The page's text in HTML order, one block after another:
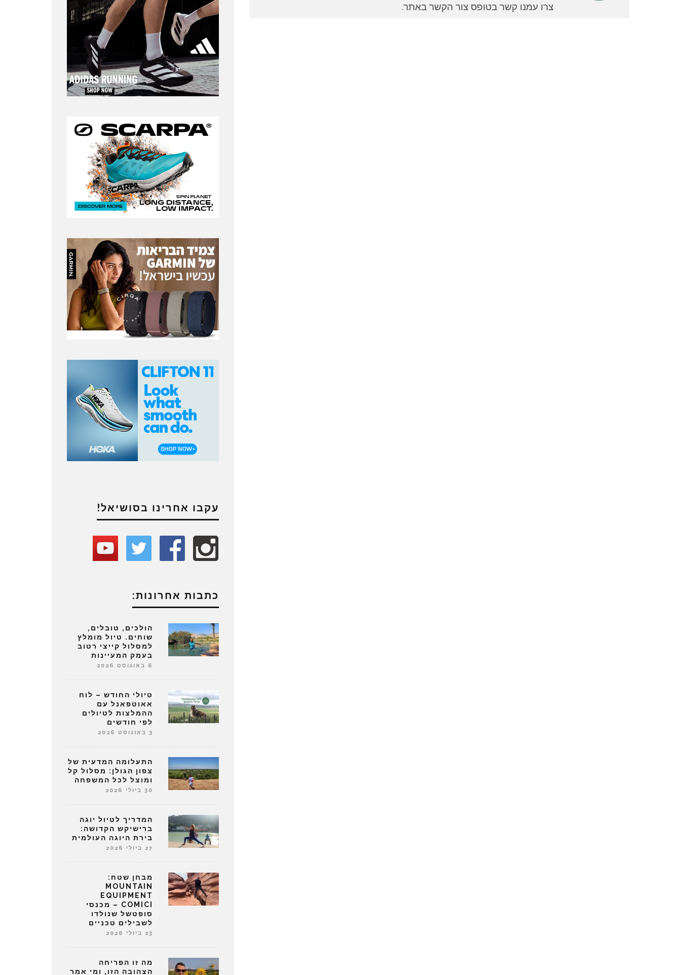
צרו עמנו קשר בטופס צור הקשר באתר.
עקבו אחרינו בסושיאל!
כתבות אחרונות:
הולכים, טובלים,
שוחים. טיול מומלץ
למסלול קייצי רטוב
בעמק המעיינות
6 באוגוסט 2026
טיולי החודש – לוח
אאוטפאנל עם
ההמלצות לטיולים
לפי חודשים
3 באוגוסט 2026
התעלומה המדעית של
צפון הגולן: מסלול קל
ומוצל לכל המשפחה
30 ביולי 2026
המדריך לטיול יוגה
ברישיקש הקדושה:
בירת היוגה העולמית
27 ביולי 2026
מבחן שטח:
MOUNTAIN
EQUIPMENT
COMICI – מכנסי
סופטשל שנולדו
לשבילים טכניים
23 ביולי 2026
מה זו הפריחה
הצהובה הזו, ומי אמר